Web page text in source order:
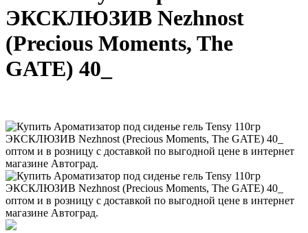
ЭКСКЛЮЗИВ Nezhnost
(Precious Moments, The
GATE) 40_